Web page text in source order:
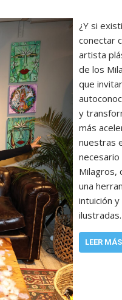
¿Y si
conectar
artista
de los
que
y
más
nuestras
Milagros,
una
intuición
LEER MÁS